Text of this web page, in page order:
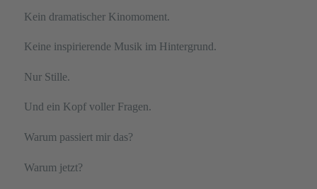
Kein dramatischer Kinomoment.
Keine inspirierende Musik im Hintergrund.
Nur Stille.
Und ein Kopf voller Fragen.
Warum passiert mir das?
Warum jetzt?